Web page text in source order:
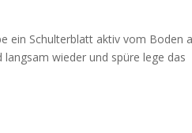
ein Schulterblatt aktiv vom Boden
wieder und spüre lege das